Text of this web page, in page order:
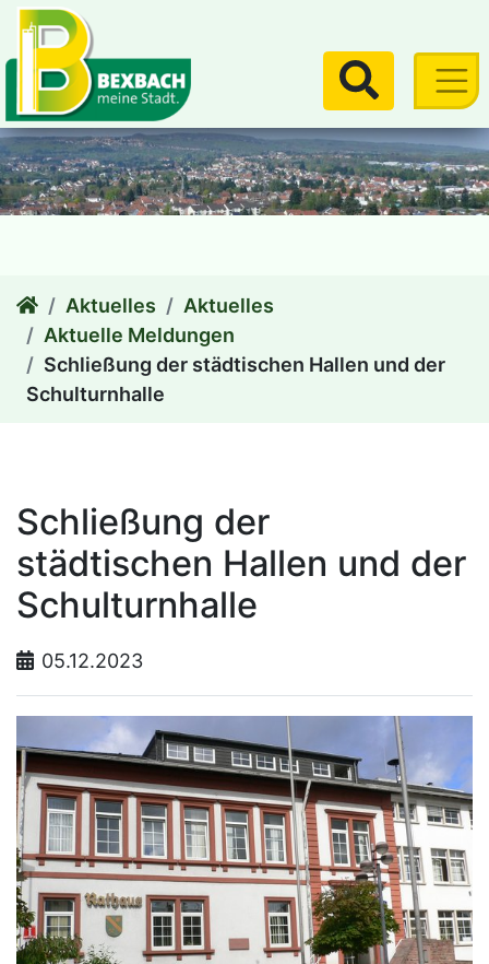
zum Inhalt
Suchen
Aktuelles
Aktuelles
Aktuelle Meldungen
Schließung der städtischen Hallen und der
Schulturnhalle
Schließung der
städtischen Hallen und der
Schulturnhalle
05.12.2023